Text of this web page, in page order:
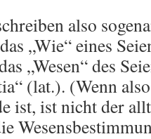
also
„Wie“ eines
„Wesen“ des
(lat.). (Wenn
ist, ist nicht der